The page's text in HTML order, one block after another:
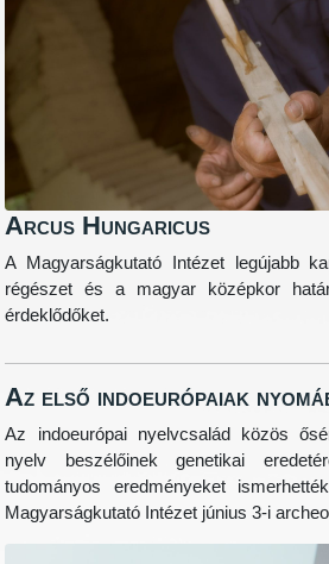
Arcus Hungaricus
A Magyarságkutató Intézet legújabb
régészet és a magyar középkor
érdeklődőket.
Az első indoeurópaiak
Az indoeurópai nyelvcsalád közös
nyelv beszélőinek genetikai
tudományos eredményeket
Magyarságkutató Intézet június 3-i